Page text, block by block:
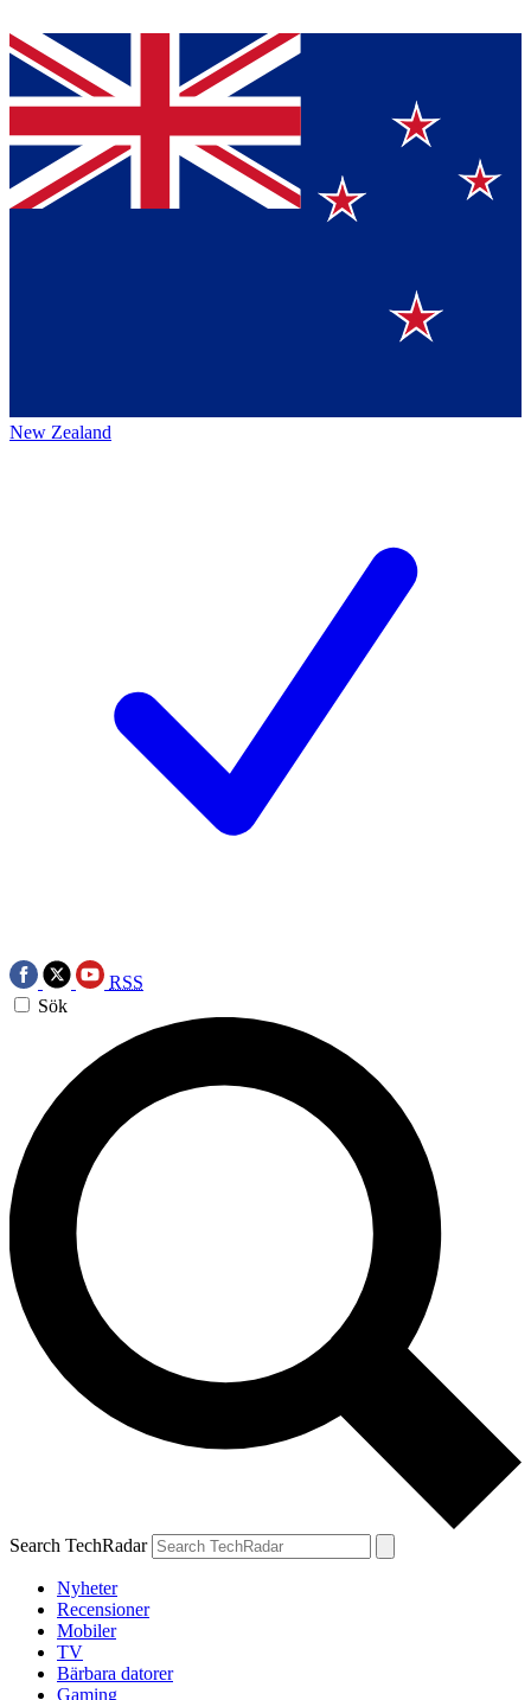
New Zealand
RSS
Sök
Search TechRadar
Nyheter
Recensioner
Mobiler
TV
Bärbara datorer
Gaming